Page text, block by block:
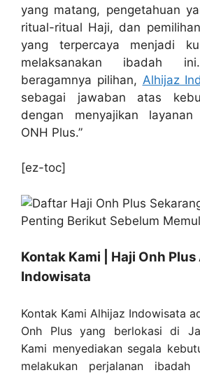
yang matang, pengetahuan
ritual-ritual Haji, dan
yang terpercaya menjadi
melaksanakan ibadah
beragamnya pilihan, Alhijaz
sebagai jawaban atas
dengan menyajikan layanan
ONH Plus.”
[ez-toc]
Kontak Kami | Haji Onh
Indowisata
Kontak Kami Alhijaz Indowisata
Onh Plus yang berlokasi di
Kami menyediakan segala
melakukan perjalanan